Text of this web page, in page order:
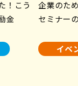
！こう
金
企業のた
セミナー
イベ